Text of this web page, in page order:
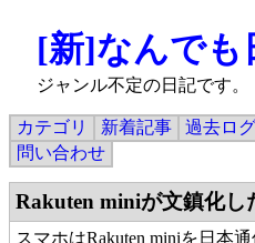
[新]なんでも
ジャンル不定の日記です。
カテゴリ 新着記事 過去ログ
問い合わせ
Rakuten miniが文鎮化し
スマホはRakuten miniを日本